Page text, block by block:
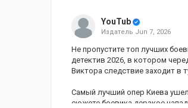
YouTub
Издатель Jun 7, 2026
Не пропустите топ лучших
детектив 2026, в котором
Виктора следствие заходит в
Самый лучший опер Киева
сюжете боевика дерзкое